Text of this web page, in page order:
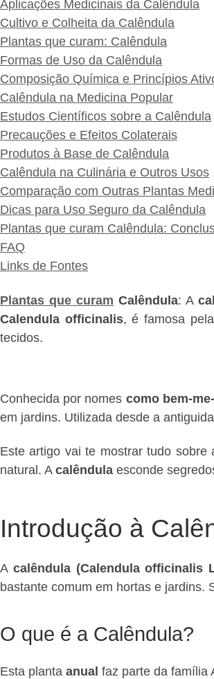
Aplicações Medicinais da Calêndula
Cultivo e Colheita da Calêndula
Plantas que curam: Calêndula
Formas de Uso da Calêndula
Composição Química e Princípios
Calêndula na Medicina Popular
Estudos Científicos sobre a Calêndula
Precauções e Efeitos Colaterais
Produtos à Base de Calêndula
Calêndula na Culinária e Outros Usos
Comparação com Outras Plantas
Dicas para Uso Seguro da Calêndula
Plantas que curam Calêndula:
FAQ
Links de Fontes
Plantas que curam Calêndula: A
Calendula officinalis, é famosa
tecidos.
Conhecida por nomes como bem-
em jardins. Utilizada desde a
Este artigo vai te mostrar tudo sobre
natural. A calêndula esconde
Introdução à
A calêndula (Calendula officinalis
bastante comum em hortas e jardins.
O que é a Calêndula?
Esta planta anual faz parte da família